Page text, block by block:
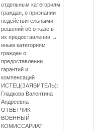
отдельным категориям
граждан, о признании
недействительными
решений об отказе в
их предоставлении →
иным категориям
граждан о
предоставлении
гарантий и
компенсаций
ИСТЕЦ(ЗАЯВИТЕЛЬ):
Гладкова Валентина
Андреевна
ОТВЕТЧИК:
ВОЕННЫЙ
КОМИССАРИАТ